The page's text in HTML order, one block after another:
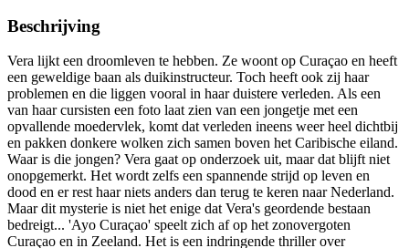
Beschrijving
Vera lijkt een droomleven te hebben. Ze woont op Curaçao en heeft
een geweldige baan als duikinstructeur. Toch heeft ook zij haar
problemen en die liggen vooral in haar duistere verleden. Als een
van haar cursisten een foto laat zien van een jongetje met een
opvallende moedervlek, komt dat verleden ineens weer heel dichtbij
en pakken donkere wolken zich samen boven het Caribische eiland.
Waar is die jongen? Vera gaat op onderzoek uit, maar dat blijft niet
onopgemerkt. Het wordt zelfs een spannende strijd op leven en
dood en er rest haar niets anders dan terug te keren naar Nederland.
Maar dit mysterie is niet het enige dat Vera's geordende bestaan
bedreigt... 'Ayo Curaçao' speelt zich af op het zonovergoten
Curaçao en in Zeeland. Het is een indringende thriller over